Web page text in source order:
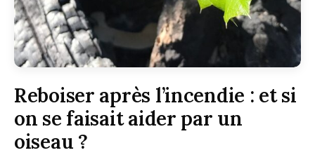
Reboiser après l’incendie : et si
on se faisait aider par un
oiseau ?